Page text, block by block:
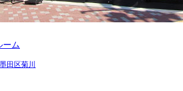
ーム
田区菊川